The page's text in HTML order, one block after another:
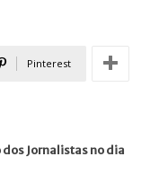
Pinterest
Jornalistas no dia